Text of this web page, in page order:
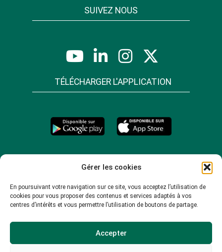
Gérer les cookies
En poursuivant votre navigation sur ce site, vous acceptez l’utilisation de
cookies pour vous proposer des contenus et services adaptés à vos
centres d’intérêts et vous permettre l’utilisation de boutons de partage.
Accepter
SUIVEZ NOUS
TÉLÉCHARGER L'APPLICATION